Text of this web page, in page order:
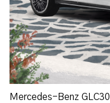
Mercedes-Benz